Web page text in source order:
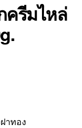
ครีมไหล่
าทอง